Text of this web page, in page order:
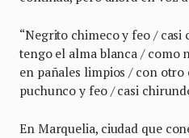
“Negrito chimeco y feo /
tengo el alma blanca / como
en pañales limpios / con
puchunco y feo / casi
En Marquelia, ciudad que